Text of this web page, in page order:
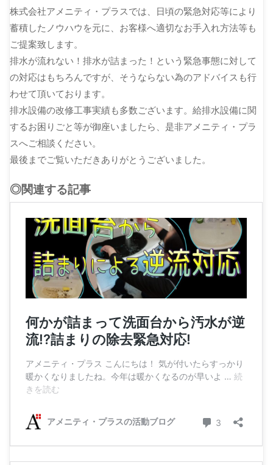
株式会社アメニティ・プラスでは、日頃の緊急対応等により
蓄積したノウハウを元に、お客様へ適切なお手入れ方法等も
ご提案致します。
排水が流れない！排水が詰まった！という緊急事態に対して
の対応はもちろんですが、そうならない為のアドバイスも行
わせて頂いております。
排水設備の改修工事実績も多数ございます。給排水設備に関
するお困りごと等が御座いましたら、是非アメニティ・プラ
スへご相談ください。
最後までご覧いただきありがとうございました。
◎関連する記事